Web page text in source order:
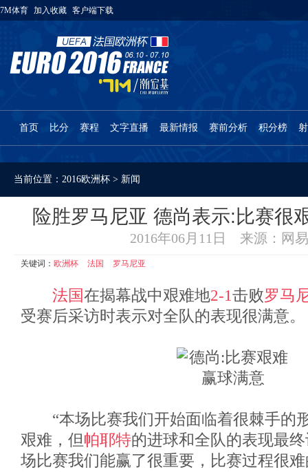
7M体育 加入收藏 客户端下载
首页 比分 赛程 文字直播 最新情报 赛前分析 积分榜
当前位置： 2016欧洲杯 > 新闻
险胜罗马尼亚 德尚表示:比赛很
2016年06月11日 来源：网
关键词： 欧洲杯 法国 罗马尼亚
法国在揭幕战中艰难地2-1击败罗马
受赛后采访时表示对全队的表现很满意。
“本场比赛我们开始面临着很棘手的
艰难，但帕耶特的进球和全队的表现最
场比赛我们能赢了很重要，比赛过程很